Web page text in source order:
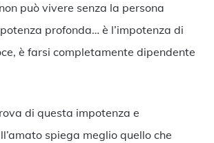
può vivere senza la persona
profonda… è l’impotenza di
è farsi completamente dipendente
di questa impotenza e
spiega meglio quello che